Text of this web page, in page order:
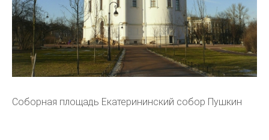
Соборная площадь Екатерининский собор Пушкин